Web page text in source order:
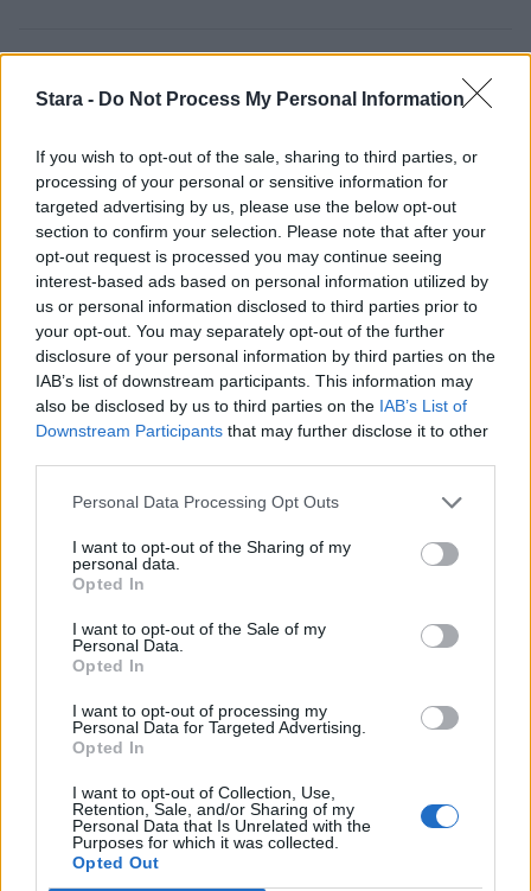
Stara - Do Not Process My Personal Information
If you wish to opt-out of the sale, sharing to third parties, or
processing of your personal or sensitive information for
targeted advertising by us, please use the below opt-out
section to confirm your selection. Please note that after your
opt-out request is processed you may continue seeing
interest-based ads based on personal information utilized by
us or personal information disclosed to third parties prior to
your opt-out. You may separately opt-out of the further
disclosure of your personal information by third parties on the
IAB’s list of downstream participants. This information may
also be disclosed by us to third parties on the IAB’s List of
Downstream Participants that may further disclose it to other
Personal Data Processing Opt Outs
I want to opt-out of the Sharing of my
personal data.
Opted In
I want to opt-out of the Sale of my
Personal Data.
Opted In
I want to opt-out of processing my
Personal Data for Targeted Advertising.
Opted In
I want to opt-out of Collection, Use,
Retention, Sale, and/or Sharing of my
Personal Data that Is Unrelated with the
Purposes for which it was collected.
Opted Out
2
MATKAILU
Finnairin lennoista osan lentää
jatkossa toinen lentoyhtiö –
matkustajille tärkeä rajoitus
3
VIIHDEUUTISET
Sääennuste ulottuu nyt
marraskuulle – tältä näyttää
syksyn sää